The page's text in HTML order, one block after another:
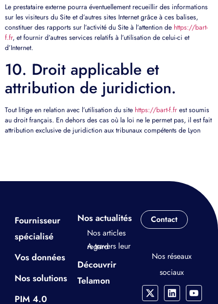
Le prestataire externe pourra éventuellement recueillir des informations
sur les visiteurs du Site et d’autres sites Internet grâce à ces balises,
constituer des rapports sur l’activité du Site à l’attention de https://bart-
f.fr, et fournir d’autres services relatifs à l’utilisation de celui-ci et
d’Internet.
10. Droit applicable et
attribution de juridiction.
Tout litige en relation avec l’utilisation du site https://bart-f.fr est soumis
au droit français. En dehors des cas où la loi ne le permet pas, il est fait
attribution exclusive de juridiction aux tribunaux compétents de Lyon
Fournisseur
spécialisé
Vos données
Nos solutions
PIM 4.0
Nos actualités
Nos articles
A travers leur regard
Découvrir
Telamon
Contact
Nos réseaux
sociaux